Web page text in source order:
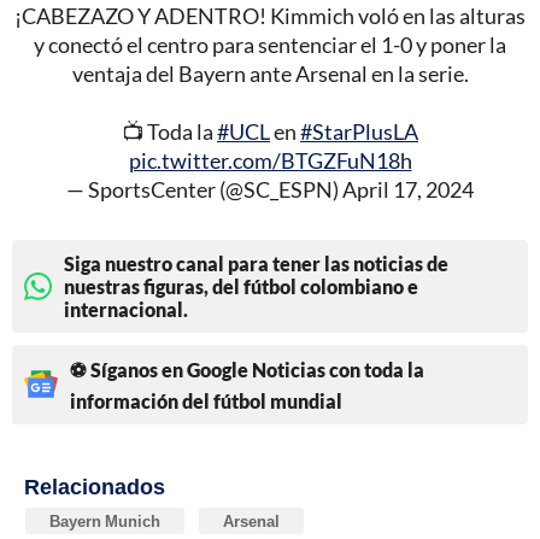
¡CABEZAZO Y ADENTRO! Kimmich voló en las alturas
y conectó el centro para sentenciar el 1-0 y poner la
ventaja del Bayern ante Arsenal en la serie.
📺 Toda la#UCLen#StarPlusLA
pic.twitter.com/BTGZFuN18h
— SportsCenter (@SC_ESPN)April 17, 2024
Siga nuestro canal para tener las noticias de
nuestras figuras, del fútbol colombiano e
internacional.
⚽ Síganos en Google Noticias con toda la
información del fútbol mundial
Relacionados
Bayern Munich Arsenal